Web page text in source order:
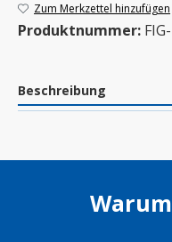
Zum Merkzettel hinzufügen
Produktnummer:
Beschreibung